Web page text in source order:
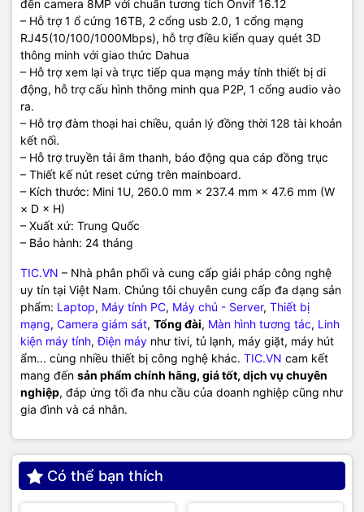
đến camera 8MP với chuẩn tương tích Onvif 16.12
– Hỗ trợ 1 ổ cứng 16TB, 2 cổng usb 2.0, 1 cổng mạng
RJ45(10/100/1000Mbps), hỗ trợ điều kiển quay quét 3D
thông minh với giao thức Dahua
– Hỗ trợ xem lại và trực tiếp qua mạng máy tính thiết bị di
động, hỗ trợ cấu hình thông minh qua P2P, 1 cổng audio vào
ra.
– Hỗ trợ đàm thoại hai chiều, quản lý đồng thời 128 tài khoản
kết nối.
– Hỗ trợ truyền tải âm thanh, báo động qua cáp đồng trục
– Thiết kế nút reset cứng trên mainboard.
– Kích thước: Mini 1U, 260.0 mm × 237.4 mm × 47.6 mm (W
× D × H)
– Xuất xứ: Trung Quốc
– Bảo hành: 24 tháng
TIC.VN – Nhà phân phối và cung cấp giải pháp công nghệ
uy tín tại Việt Nam. Chúng tôi chuyên cung cấp đa dạng sản
phẩm: Laptop, Máy tính PC, Máy chủ - Server, Thiết bị
mạng, Camera giám sát, Tổng đài, Màn hình tương tác, Linh
kiện máy tính,Điện máy như tivi, tủ lạnh, máy giặt, máy hút
ẩm... cùng nhiều thiết bị công nghệ khác. TIC.VN cam kết
mang đến sản phẩm chính hãng, giá tốt, dịch vụ chuyên
nghiệp, đáp ứng tối đa nhu cầu của doanh nghiệp cũng như
gia đình và cá nhân.
Có thể bạn thích